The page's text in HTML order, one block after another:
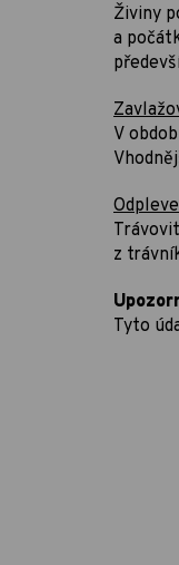
Živiny
a
V
z
Tyto